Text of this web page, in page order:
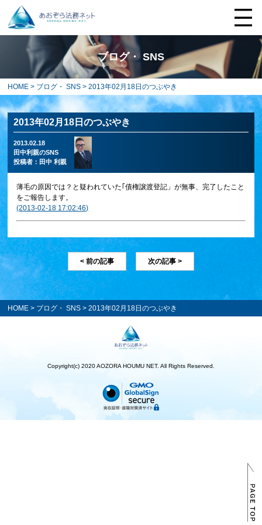
ブログ・ SNS
HOME > ブログ・ SNS > 2013年02月18日のつぶやき
2013年02月18日のつぶやき
2013.02.18
田中利親のSNS
投稿者： 田中 利親
薄毛の原因では？と疑われていた｢債権譲渡登記」が無事、完了したこと
をご報告します。
(2013-02-18 17:02:46)
< 前の記事 次の記事 >
HOME > ブログ・ SNS > 2013年02月18日のつぶやき
Copyright(c) 2020 AOZORA HOUMU NET. All Rights Reserved.